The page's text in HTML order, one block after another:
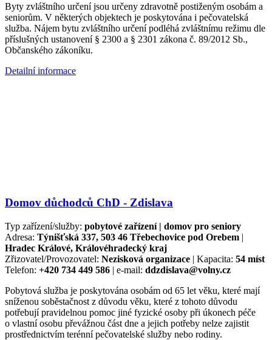
Byty zvláštního určení jsou určeny zdravotně postiženým osobám a
seniorům. V některých objektech je poskytována i pečovatelská
služba. Nájem bytu zvláštního určení podléhá zvláštnímu režimu dle
příslušných ustanovení § 2300 a § 2301 zákona č. 89/2012 Sb.,
Občanského zákoníku.
Detailní informace
Domov důchodců ChD - Zdislava
Typ zařízení/služby: pobytové zařízení | domov pro seniory
Adresa: Týnišťská 337, 503 46 Třebechovice pod Orebem |
Hradec Králové, Královéhradecký kraj
Zřizovatel/Provozovatel: Nezisková organizace | Kapacita: 54 míst
Telefon: +420 734 449 586 | e-mail: ddzdislava@volny.cz
Pobytová služba je poskytována osobám od 65 let věku, které mají
sníženou soběstačnost z důvodu věku, které z tohoto důvodu
potřebují pravidelnou pomoc jiné fyzické osoby při úkonech péče
o vlastní osobu převážnou část dne a jejich potřeby nelze zajistit
prostřednictvím terénní pečovatelské služby nebo rodiny.